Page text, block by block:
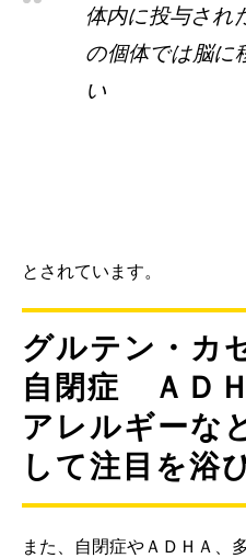
体内に投与され
の個体では脳に
い
とされています。
グルテン・カ
自閉症 ＡＤ
アレルギーな
して注目を浴
また、自閉症やＡＤＨＡ、